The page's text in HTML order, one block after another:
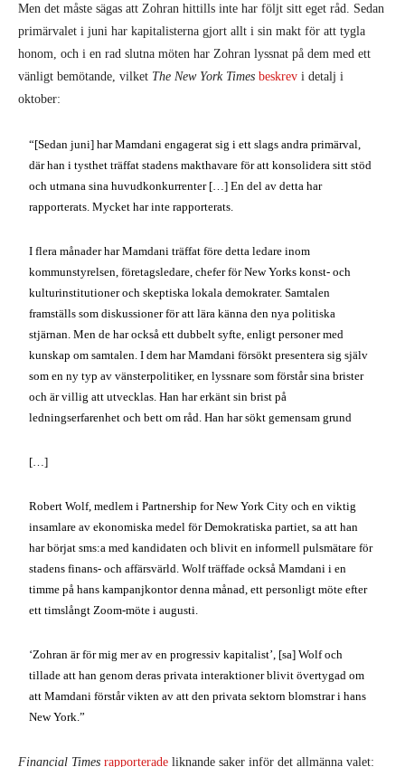
Men det måste sägas att Zohran hittills inte har följt sitt eget råd. Sedan
primärvalet i juni har kapitalisterna gjort allt i sin makt för att tygla
honom, och i en rad slutna möten har Zohran lyssnat på dem med ett
vänligt bemötande, vilket The New York Times beskrev i detalj i
oktober:
“[Sedan juni] har Mamdani engagerat sig i ett slags andra primärval,
där han i tysthet träffat stadens makthavare för att konsolidera sitt stöd
och utmana sina huvudkonkurrenter […] En del av detta har
rapporterats. Mycket har inte rapporterats.
I flera månader har Mamdani träffat före detta ledare inom
kommunstyrelsen, företagsledare, chefer för New Yorks konst- och
kulturinstitutioner och skeptiska lokala demokrater. Samtalen
framställs som diskussioner för att lära känna den nya politiska
stjärnan. Men de har också ett dubbelt syfte, enligt personer med
kunskap om samtalen. I dem har Mamdani försökt presentera sig själv
som en ny typ av vänsterpolitiker, en lyssnare som förstår sina brister
och är villig att utvecklas. Han har erkänt sin brist på
ledningserfarenhet och bett om råd. Han har sökt gemensam grund
[…]
Robert Wolf, medlem i Partnership for New York City och en viktig
insamlare av ekonomiska medel för Demokratiska partiet, sa att han
har börjat sms:a med kandidaten och blivit en informell pulsmätare för
stadens finans- och affärsvärld. Wolf träffade också Mamdani i en
timme på hans kampanjkontor denna månad, ett personligt möte efter
ett timslångt Zoom-möte i augusti.
‘Zohran är för mig mer av en progressiv kapitalist’, [sa] Wolf och
tillade att han genom deras privata interaktioner blivit övertygad om
att Mamdani förstår vikten av att den privata sektorn blomstrar i hans
New York.”
Financial Times rapporterade liknande saker inför det allmänna valet: